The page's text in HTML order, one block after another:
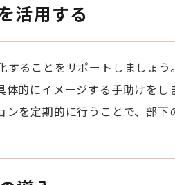
活用する
ることをサポートしましょう
的にイメージする手助けをし
を定期的に行うことで、部下